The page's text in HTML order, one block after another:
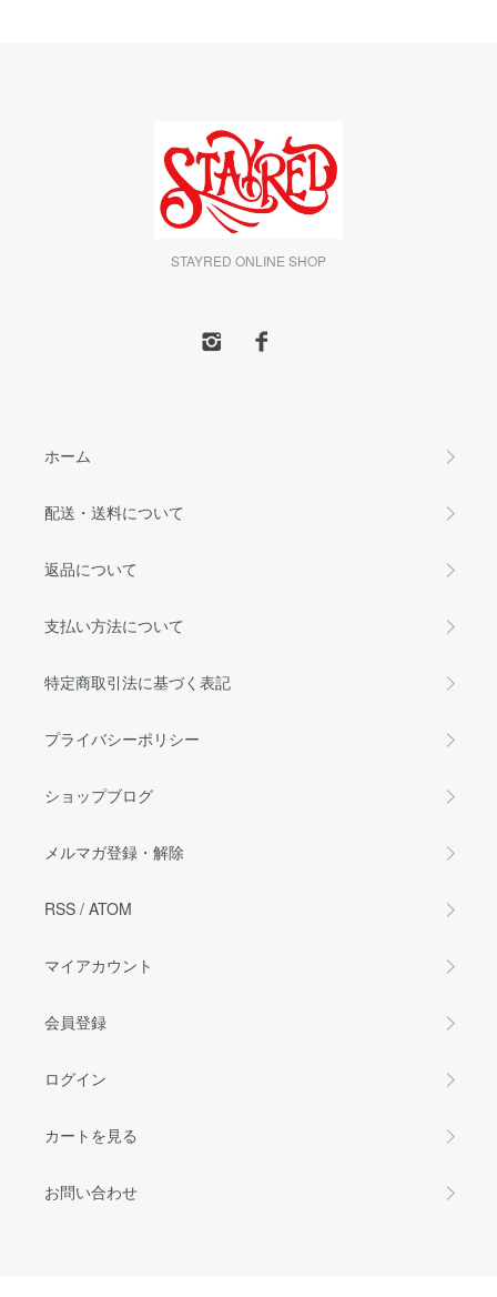
STAYRED ONLINE SHOP
ホーム
配送・送料について
返品について
支払い方法について
特定商取引法に基づく表記
プライバシーポリシー
ショップブログ
メルマガ登録・解除
RSS / ATOM
マイアカウント
会員登録
ログイン
カートを見る
お問い合わせ